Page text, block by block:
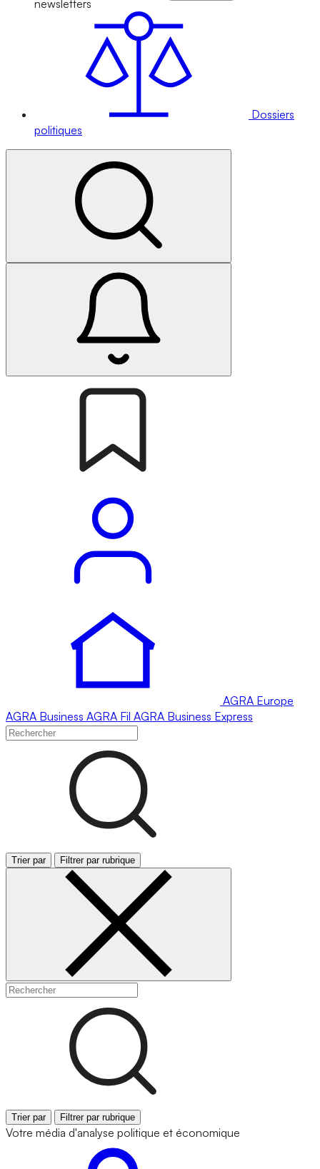
newsletters
Dossiers
politiques
AGRA Europe
AGRA Business AGRA Fil AGRA Business Express
Trier par Filtrer par rubrique
Trier par Filtrer par rubrique
Votre média d'analyse politique et économique